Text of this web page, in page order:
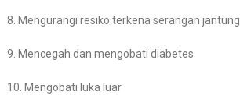
8. Mengurangi resiko terkena serangan jantung
9. Mencegah dan mengobati diabetes
10. Mengobati luka luar